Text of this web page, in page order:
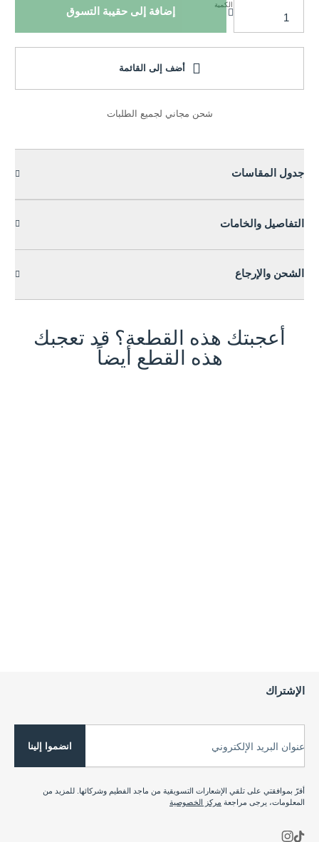
الكمية
إضافة إلى حقيبة التسوق
أضف إلى القائمة
شحن مجاني لجميع الطلبات
جدول المقاسات
التفاصيل والخامات
الشحن والإرجاع
أعجبتك هذه القطعة؟ قد تعجبك
هذه القطع أيضاً
الإشتراك
عنوان البريد الإلكتروني انضموا إلينا
أقرّ بموافقتي على تلقي الإشعارات التسويقية من ماجد الفطيم وشركائها. للمزيد من
المعلومات، يرجى مراجعة مركز الخصوصية